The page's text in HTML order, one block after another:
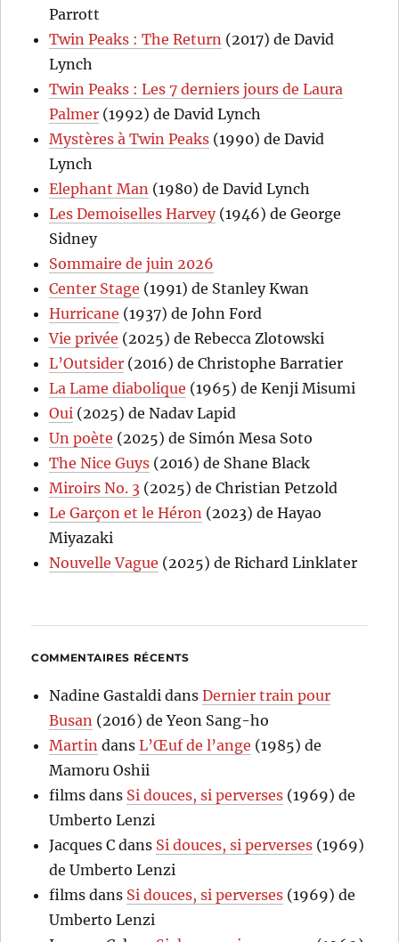
Parrott
Twin Peaks : The Return (2017) de David
Lynch
Twin Peaks : Les 7 derniers jours de Laura
Palmer (1992) de David Lynch
Mystères à Twin Peaks (1990) de David
Lynch
Elephant Man (1980) de David Lynch
Les Demoiselles Harvey(1946) de George
Sidney
Sommaire de juin 2026
Center Stage (1991) de Stanley Kwan
Hurricane (1937) de John Ford
Vie privée (2025) de Rebecca Zlotowski
L’Outsider (2016) de Christophe Barratier
La Lame diabolique (1965) de Kenji Misumi
Oui (2025) de Nadav Lapid
Un poète (2025) de Simón Mesa Soto
The Nice Guys (2016) de Shane Black
Miroirs No. 3 (2025) de Christian Petzold
Le Garçon et le Héron (2023) de Hayao
Miyazaki
Nouvelle Vague (2025) de Richard Linklater
COMMENTAIRES RÉCENTS
Nadine Gastaldi dansDernier train pour
Busan (2016) de Yeon Sang-ho
Martin dansL’Œuf de l’ange (1985) de
Mamoru Oshii
films dans Si douces, si perverses (1969) de
Umberto Lenzi
Jacques C dans Si douces, si perverses (1969)
de Umberto Lenzi
films dans Si douces, si perverses (1969) de
Umberto Lenzi